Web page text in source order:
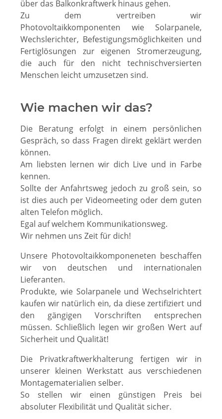
über das Balkonkraftwerk hinaus gehen.
Zu dem vertreiben wir
Photovoltaikkomponenten wie Solarpanele,
Wechslerichter, Befestigungsmöglichkeiten und
Fertiglösungen zur eigenen Stromerzeugung,
die auch für den nicht technischversierten
Menschen leicht umzusetzen sind.
Wie machen wir das?
Die Beratung erfolgt in einem persönlichen
Gespräch, so dass Fragen direkt geklärt werden
können.
Am liebsten lernen wir dich Live und in Farbe
kennen.
Sollte der Anfahrtsweg jedoch zu groß sein, so
ist dies auch per Videomeeting oder dem guten
alten Telefon möglich.
Egal auf welchem Kommunikationsweg.
Wir nehmen uns Zeit für dich!
Unsere Photovoltaikkomponeneten beschaffen
wir von deutschen und internationalen
Lieferanten.
Produkte, wie Solarpanele und Wechselrichtert
kaufen wir natürlich ein, da diese zertifiziert und
den gängigen Vorschriften entsprechen
müssen. Schließlich legen wir großen Wert auf
Sicherheit und Qualität!
Die Privatkraftwerkhalterung fertigen wir in
unserer kleinen Werkstatt aus verschiedenen
Montagematerialien selber.
So stellen wir einen günstigen Preis bei
absoluter Flexibilität und Qualität sicher.